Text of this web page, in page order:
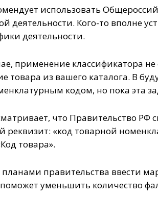
использовать
деятельности. Кого-то вполне
деятельности.
применение классификатора
товара из вашего каталога. В
кодом, но пока эта
что Правительство
реквизит: «код товарной
товара».
планами правительства ввести
уменьшить количество